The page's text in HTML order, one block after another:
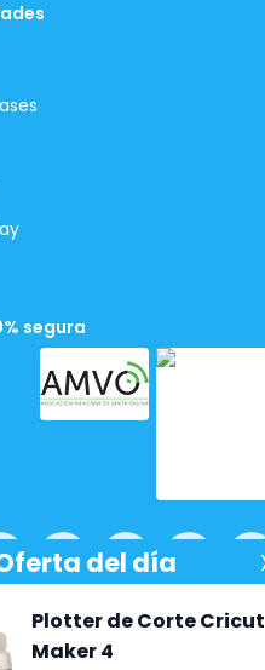
segura
Powered bynopCommerce